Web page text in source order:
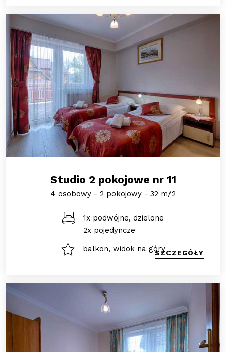
Studio 2 pokojowe nr 11
4 osobowy - 2 pokojowy - 32 m/2
1x podwójne, dzielone
2x pojedyncze
balkon, widok na górySZCZEGÓŁY